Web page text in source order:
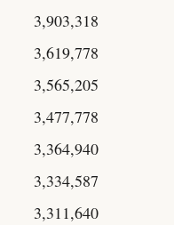
3,903,318
3,619,778
3,565,205
3,477,778
3,364,940
3,334,587
3,311,640